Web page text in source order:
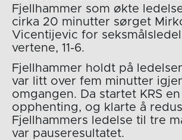
Fjellhammer som økte
cirka 20 minutter sørget
Vicentijevic for
vertene, 11-6.
Fjellhammer holdt på
var litt over fem minutter
omgangen. Da startet KRS
opphenting, og klarte å
Fjellhammers ledelse til tre
var pauseresultatet.